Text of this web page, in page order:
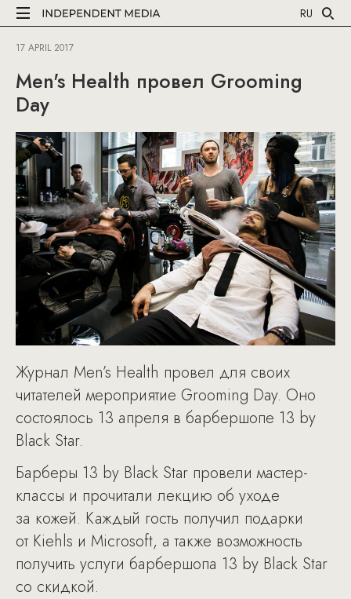
RU
17 APRIL 2017
Men's Health провел Grooming
Day
Журнал Men’s Health провел для своих
читателей мероприятие Grooming Day. Оно
состоялось 13 апреля в барбершопе 13 by
Black Star.
Барберы 13 by Black Star провели мастер-
классы и прочитали лекцию об уходе
за кожей. Каждый гость получил подарки
от Kiehls и Microsoft, а также возможность
получить услуги барбершопа 13 by Black Star
со скидкой.